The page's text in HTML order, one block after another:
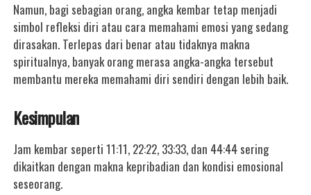
Namun, bagi sebagian orang, angka kembar tetap menjadi
simbol refleksi diri atau cara memahami emosi yang sedang
dirasakan. Terlepas dari benar atau tidaknya makna
spiritualnya, banyak orang merasa angka-angka tersebut
membantu mereka memahami diri sendiri dengan lebih baik.
Kesimpulan
Jam kembar seperti11:11, 22:22, 33:33, dan 44:44 sering
dikaitkan dengan makna kepribadian dan kondisi emosional
seseorang.